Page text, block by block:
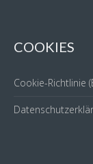
COOKIES
Cookie-Richtlinie